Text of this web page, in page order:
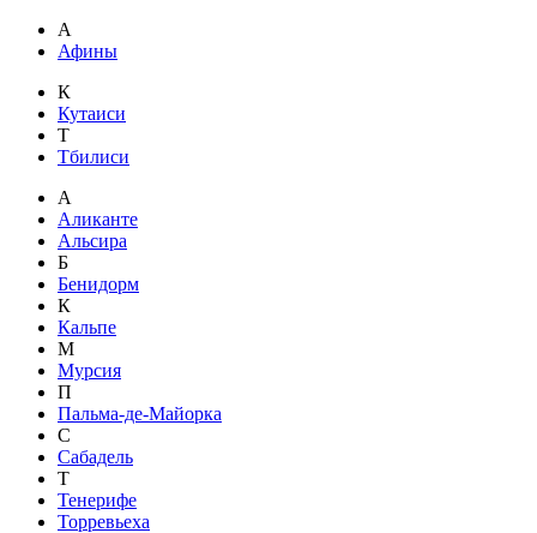
А
Афины
К
Кутаиси
Т
Тбилиси
А
Аликанте
Альсира
Б
Бенидорм
К
Кальпе
М
Мурсия
П
Пальма-де-Майорка
С
Сабадель
Т
Тенерифе
Торревьеха